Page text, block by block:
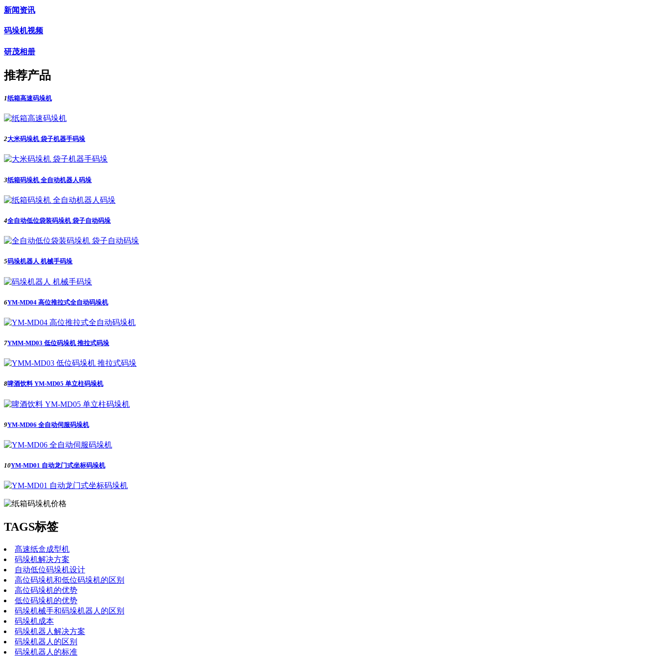
新闻资讯
码垛机视频
研茂相册
推荐产品
1纸箱高速码垛机
2大米码垛机 袋子机器手码垛
3纸箱码垛机 全自动机器人码垛
4全自动低位袋装码垛机 袋子自动码垛
5码垛机器人 机械手码垛
6YM-MD04 高位推拉式全自动码垛机
7YMM-MD03 低位码垛机 推拉式码垛
8啤酒饮料 YM-MD05 单立柱码垛机
9YM-MD06 全自动伺服码垛机
10YM-MD01 自动龙门式坐标码垛机
TAGS标签
髙速纸盒成型机
码垛机解决方案
自动低位码垛机设计
高位码垛机和低位码垛机的区别
高位码垛机的优势
低位码垛机的优势
码垛机械手和码垛机器人的区别
码垛机成本
码垛机器人解决方案
码垛机器人的区别
码垛机器人的标准